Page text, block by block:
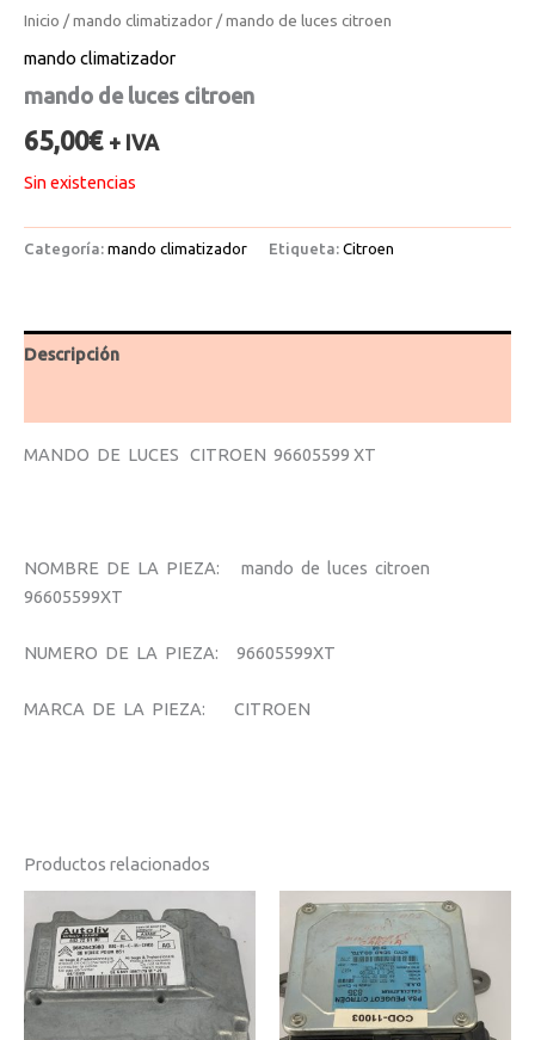
Inicio /mando climatizador/ mando de luces citroen
mando climatizador
mando de luces citroen
65,00€ + IVA
Sin existencias
Categoría: mando climatizador Etiqueta: Citroen
Descripción
MANDO DE LUCES CITROEN 96605599 XT
NOMBRE DE LA PIEZA: mando de luces citroen
96605599XT
NUMERO DE LA PIEZA: 96605599XT
MARCA DE LA PIEZA: CITROEN
Productos relacionados